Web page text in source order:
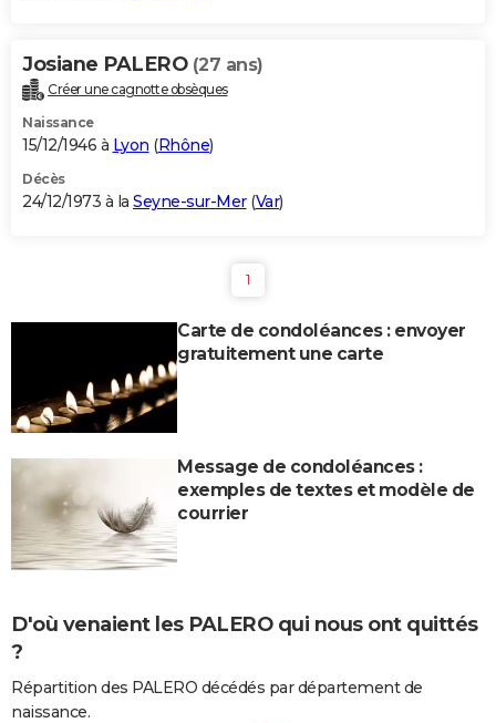
Josiane PALERO (27 ans)
Créer une cagnotte obsèques
Naissance
15/12/1946 à Lyon (Rhône)
Décès
24/12/1973 à la Seyne-sur-Mer(Var)
1
Carte de condoléances : envoyer
gratuitement une carte
Message de condoléances :
exemples de textes et modèle de
courrier
D'où venaient les PALERO qui nous ont quittés
?
Répartition des PALERO décédés par département de
naissance.